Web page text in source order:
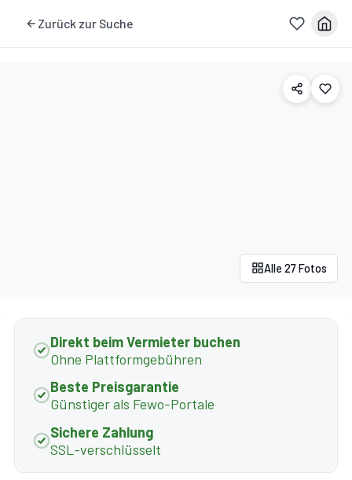
Zurück zur Suche
Alle 27 Fotos
Direkt beim Vermieter buchen
Ohne Plattformgebühren
Beste Preisgarantie
Günstiger als Fewo-Portale
Sichere Zahlung
SSL-verschlüsselt